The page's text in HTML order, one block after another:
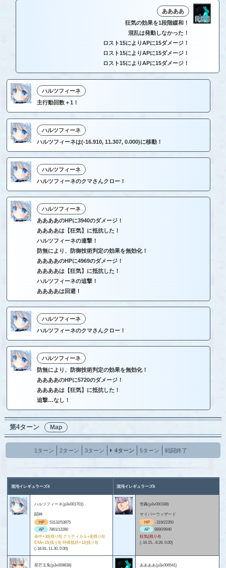
ああああ
狂気の効果を1段階緩和！
混乱は発動しなかった！
ロスト15によりAPに15ダメージ！
ロスト15によりAPに15ダメージ！
ロスト15によりAPに15ダメージ！
ハルツフィーネ
主行動回数＋1！
ハルツフィーネ
ハルツフィーネは(-16.910, 11.307, 0.000)に移動！
ハルツフィーネ
ハルツフィーネのクマさんクロー！
ハルツフィーネ
ああああのHPに3940のダメージ！
ああああは【狂気】に抵抗した！
ハルツフィーネの連撃！
防無により、防御技術判定の効果を無効化！
ああああのHPに4969のダメージ！
ああああは【狂気】に抵抗した！
ハルツフィーネの追撃！
ああああは回避！
ハルツフィーネ
ハルツフィーネのクマさんクロー！
ハルツフィーネ
防無により、防御技術判定の効果を無効化！
ああああのHPに5720のダメージ！
ああああは【狂気】に抵抗した！
追撃…なし！
第4ターン Map
1ターン 2ターン 3ターン 4ターン 5ターン 戦闘終了
混沌イレギュラーズ4 混沌イレギュラーズ6
ハルツフィーネ(p3x001701)
闘神
HP
53132/53875
AP
7861/12280
命中+30(残り6) クリティカル+8(残り6)
EXA+15(残り6) 特殊抵抗+12(残り6)
(-16.91, 11.30, 0.00)
壱轟(p3x000188)
サイバーウィザード
HP
-319/22350
AP
9890/9940
狂気(残り4)
(-16.15, -8.28, 0.00)
星芒玉兎(p3x009838)
ああああ(p3x006541)